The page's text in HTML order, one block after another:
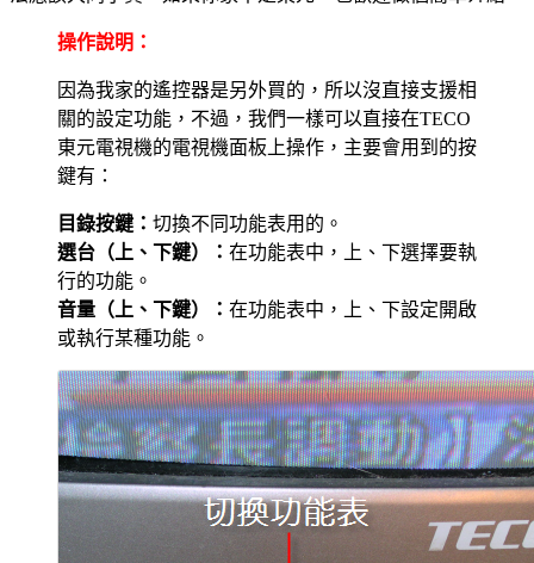
操作說明：
因為我家的遙控器是另外買的，所以沒直接支援相
關的設定功能，不過，我們一樣可以直接在TECO
東元電視機的電視機面板上操作，主要會用到的按
鍵有：
目錄按鍵： 切換不同功能表用的。
選台（上、下鍵）： 在功能表中，上、下選擇要執
行的功能。
音量（上、下鍵）： 在功能表中，上、下設定開啟
或執行某種功能。